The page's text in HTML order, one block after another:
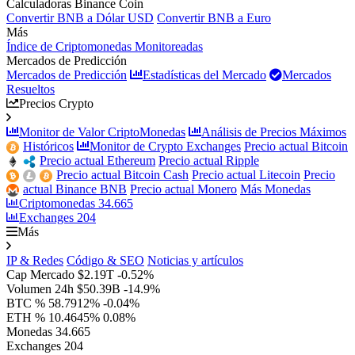
Calculadoras Binance Coin
Convertir BNB a Dólar USD Convertir BNB a Euro
Más
Índice de Criptomonedas Monitoreadas
Mercados de Predicción
Mercados de Predicción
Estadísticas del Mercado
Mercados
Resueltos
Precios Crypto
Monitor de Valor CriptoMonedas
Análisis de Precios Máximos
Históricos
Monitor de Crypto Exchanges Precio actual Bitcoin
Precio actual Ethereum Precio actual Ripple
Precio actual Bitcoin Cash Precio actual Litecoin Precio
actual Binance BNB Precio actual Monero Más Monedas
Criptomonedas 34.665
Exchanges 204
Más
IP & Redes Código & SEO Noticias y artículos
Cap Mercado $2.19T -0.52%
Volumen 24h $50.39B -14.9%
BTC % 58.7912% -0.04%
ETH % 10.4645% 0.08%
Monedas 34.665
Exchanges 204